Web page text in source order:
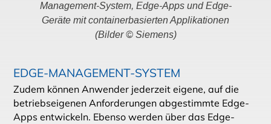
Management-System, Edge-Apps und Edge-
Geräte mit containerbasierten Applikationen
(Bilder © Siemens)
EDGE-MANAGEMENT-SYSTEM
Zudem können Anwender jederzeit eigene, auf die
betriebseigenen Anforderungen abgestimmte Edge-
Apps entwickeln. Ebenso werden über das Edge-